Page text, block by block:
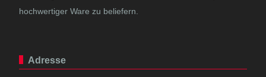
hochwertiger Ware zu beliefern.
Adresse